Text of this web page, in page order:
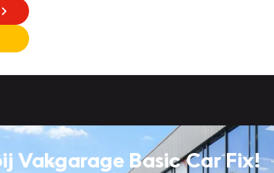
Vakgarage Basic Car Fix!